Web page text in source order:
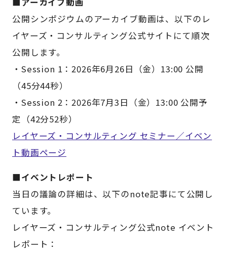
公開シンポジウムのアーカイブ動画は、以下のレ
イヤーズ・コンサルティング公式サイトにて順次
公開します。
・Session 1：2026年6月26日（金）13:00 公開
（45分44秒）
・Session 2：2026年7月3日（金）13:00 公開予
定（42分52秒）
レイヤーズ・コンサルティング セミナー／イベン
ト動画ページ
■イベントレポート
当日の議論の詳細は、以下のnote記事にて公開し
ています。
レイヤーズ・コンサルティング公式note イベント
レポート：